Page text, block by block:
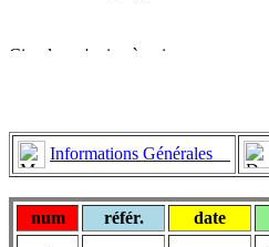
Informations Générales
num référ. date